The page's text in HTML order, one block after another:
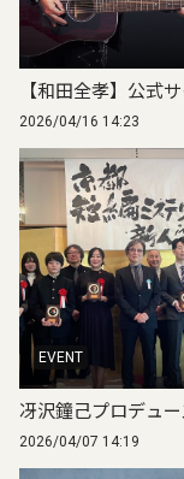
2026/04/16 14:23
EVENT
2026/04/07 14:19